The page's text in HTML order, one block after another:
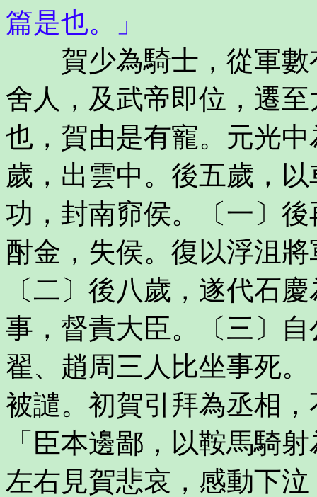
篇是也。」
賀少為騎士，從軍數
舍人，及武帝即位，遷
也，賀由是有寵。元光
歲，出雲中。後五歲，
功，封南窌侯。〔一〕
酎金，失侯。復以浮沮
〔二〕後八歲，遂代石
事，督責大臣。〔三〕
翟、趙周三人比坐事死
被譴。初賀引拜為丞相
「臣本邊鄙，以鞍馬騎
左右見賀悲哀，感動下